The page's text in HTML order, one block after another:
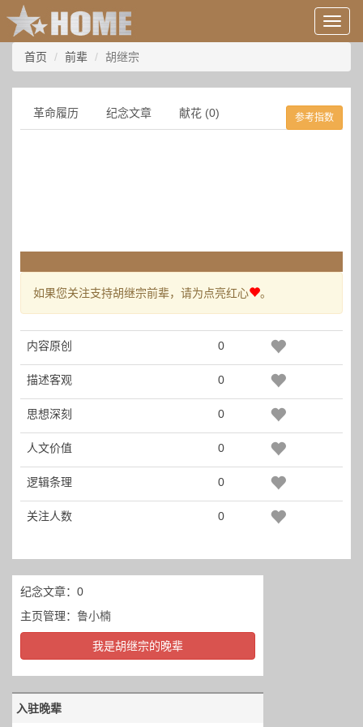
用
户
息/
登
录
等
首页 前辈 胡继宗
革命履历 纪念文章 献花 (0) 参考指数
如果您关注支持胡继宗前辈，请为点亮红心 。
内容原创 0
描述客观 0
思想深刻 0
人文价值 0
逻辑条理 0
关注人数 0
纪念文章：0
主页管理： 鲁小楠
我是胡继宗的晚辈
入驻晚辈